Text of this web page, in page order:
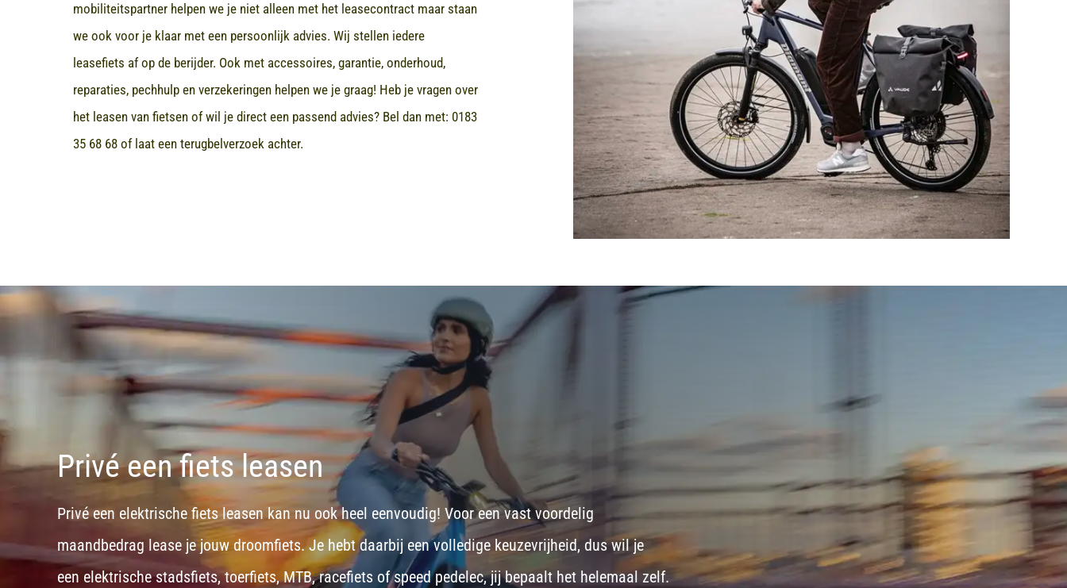
mobiliteitspartner helpen we je niet alleen met het leasecontract maar staan
we ook voor je klaar met een persoonlijk advies. Wij stellen iedere
leasefiets af op de berijder. Ook met accessoires, garantie, onderhoud,
reparaties, pechhulp en verzekeringen helpen we je graag! Heb je vragen over
het leasen van fietsen of wil je direct een passend advies? Bel dan met: 0183
35 68 68of laat een terugbelverzoek achter.
Privé een fiets leasen
Privé een elektrische fiets leasen kan nu ook heel eenvoudig! Voor een vast voordelig
maandbedrag lease je jouw droomfiets. Je hebt daarbij een volledige keuzevrijheid, dus wil je
een elektrische stadsfiets, toerfiets,MTB,racefiets ofspeed pedelec, jij bepaalt het helemaal zelf.